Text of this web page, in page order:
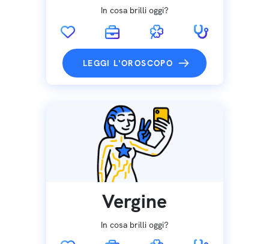
In cosa brilli oggi?
LEGGI L'OROSCOPO
Vergine
In cosa brilli oggi?